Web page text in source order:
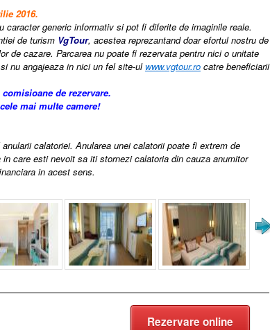
2016.
generic informativ si pot fi diferite de imaginile reale.
de turism VgTour, acestea reprezantand doar efortul nostru de
de cazare. Parcarea nu poate fi rezervata pentru nici o unitate
nu angajeaza in nici un fel site-ul www.vgtour.ro catre beneficiarii
comisioane de rezervare.
mai multe camere!
calatoriei. Anularea unei calatorii poate fi extrem de
care esti nevoit sa iti stornezi calatoria din cauza anumitor
in acest sens.
Rezervare online